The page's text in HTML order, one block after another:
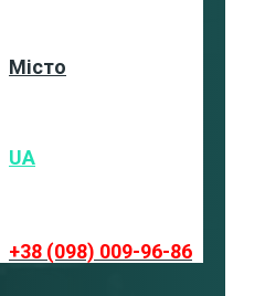
Місто
UA
+38 (098) 009-96-86